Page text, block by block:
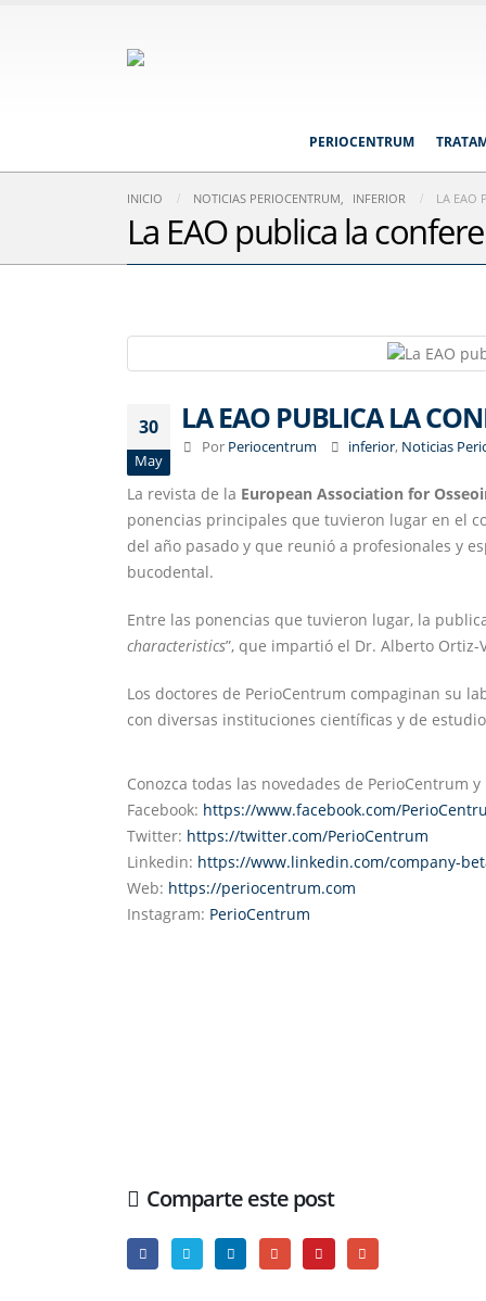
PERIOCENTRUM
INICIO NOTICIAS PERIOCENTRUM, INFERIOR LA EAO
La EAO publica la
30
May
LA EAO PUBLICA LA
Por Periocentrum inferior, Noticias
La revista de la European Association for
ponencias principales que tuvieron lugar en el
del año pasado y que reunió a profesionales y
bucodental.
Entre las ponencias que tuvieron lugar, la
characteristics”, que impartió el Dr. Alberto
Los doctores de PerioCentrum compaginan su
con diversas instituciones científicas y de
Conozca todas las novedades de PerioCentrum
Facebook: https://www.facebook.com/
Twitter: https://twitter.com/PerioCentrum
Linkedin: https://www.linkedin.com/company-
Web: https://periocentrum.com
Instagram: PerioCentrum
Comparte este post